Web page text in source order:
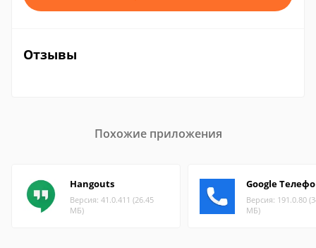
Отзывы
Похожие приложения
Hangouts
Версия: 41.0.411 (26.45
МБ)
Google
Версия: 191.0.80
МБ)